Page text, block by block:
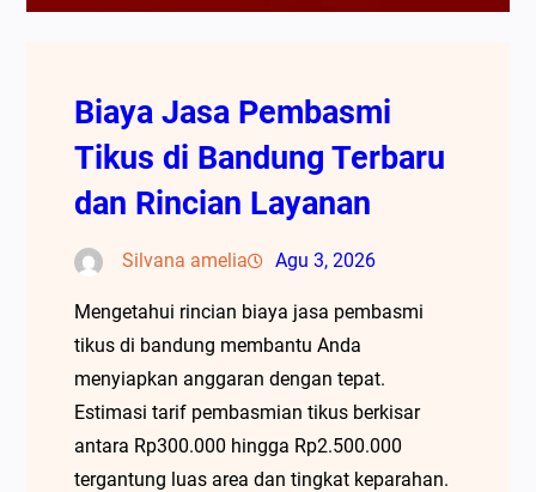
Biaya Jasa Pembasmi
Tikus di Bandung Terbaru
dan Rincian Layanan
Silvana amelia Agu 3, 2026
Mengetahui rincian biaya jasa pembasmi
tikus di bandung membantu Anda
menyiapkan anggaran dengan tepat.
Estimasi tarif pembasmian tikus berkisar
antara Rp300.000 hingga Rp2.500.000
tergantung luas area dan tingkat keparahan.